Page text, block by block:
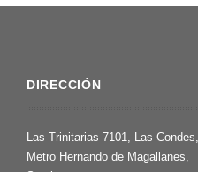
DIRECCIÓN
Las Trinitarias 7101, Las Condes,
Metro Hernando de Magallanes,